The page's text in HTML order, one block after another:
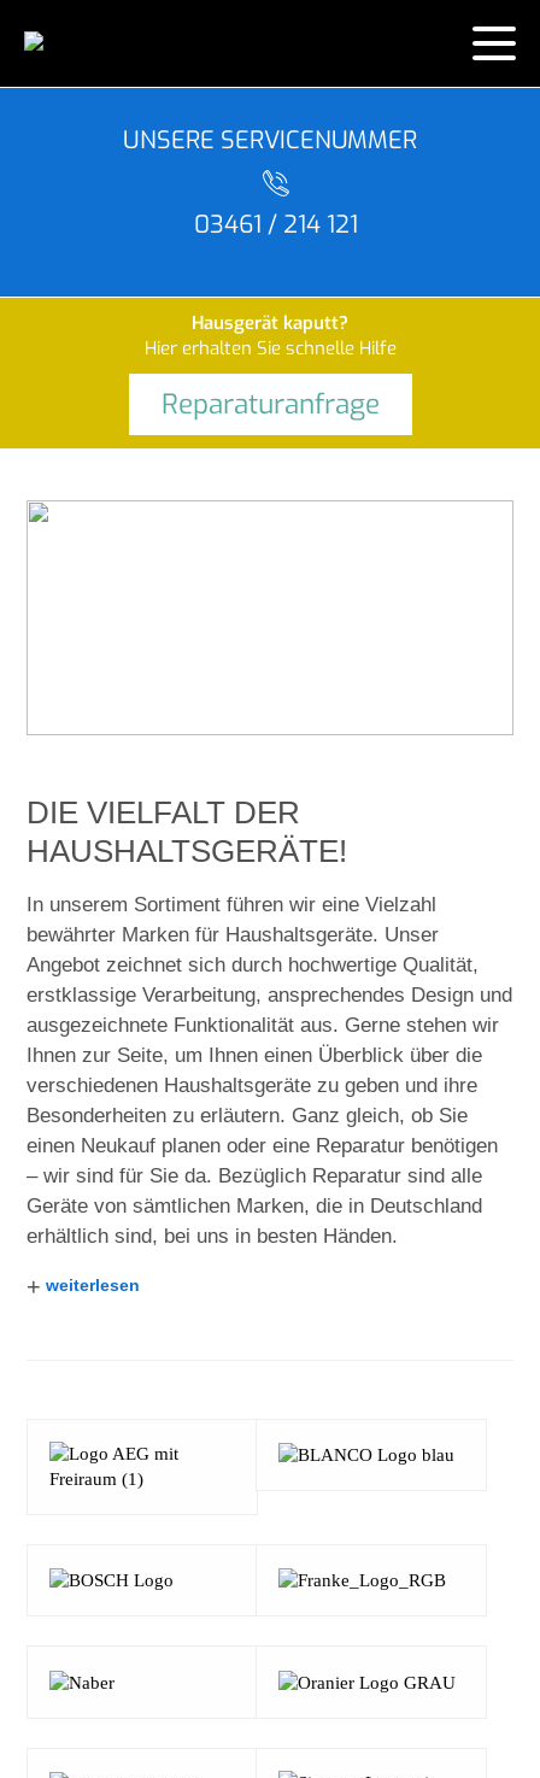
Energie Sparen
Wo kaufen?
Top Lieferservice
UNSERE SERVICENUMMER
03461 / 214 121
Reparaturanfrage
Hausgerät kaputt?
Hier erhalten Sie schnelle Hilfe
DIE VIELFALT DER
HAUSHALTSGERÄTE!
In unserem Sortiment führen wir eine Vielzahl
bewährter Marken für Haushaltsgeräte. Unser
Angebot zeichnet sich durch hochwertige Qualität,
erstklassige Verarbeitung, ansprechendes Design und
ausgezeichnete Funktionalität aus. Gerne stehen wir
Ihnen zur Seite, um Ihnen einen Überblick über die
verschiedenen Haushaltsgeräte zu geben und ihre
Besonderheiten zu erläutern. Ganz gleich, ob Sie
einen Neukauf planen oder eine Reparatur benötigen
– wir sind für Sie da. Bezüglich Reparatur sind alle
Geräte von sämtlichen Marken, die in Deutschland
erhältlich sind, bei uns in besten Händen.
+ weiterlesen